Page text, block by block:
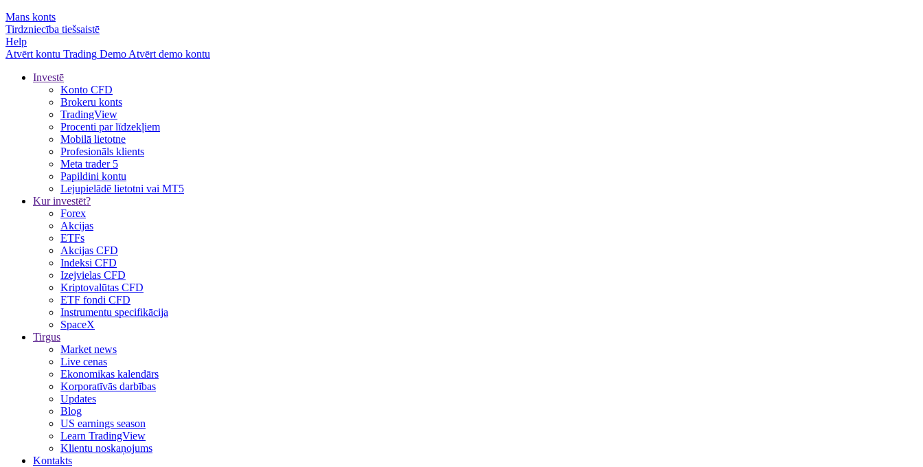
Mans konts
Tirdzniecība tiešsaistē
Help
Atvērt kontu Trading Demo Atvērt demo kontu
Investē
Konto CFD
Brokeru konts
TradingView
Procenti par līdzekļiem
Mobilā lietotne
Profesionāls klients
Meta trader 5
Papildini kontu
Lejupielādē lietotni vai MT5
Kur investēt?
Forex
Akcijas
ETFs
Akcijas CFD
Indeksi CFD
Izejvielas CFD
Kriptovalūtas CFD
ETF fondi CFD
Instrumentu specifikācija
SpaceX
Tirgus
Market news
Live cenas
Ekonomikas kalendārs
Korporatīvās darbības
Updates
Blog
US earnings season
Learn TradingView
Klientu noskaņojums
Kontakts